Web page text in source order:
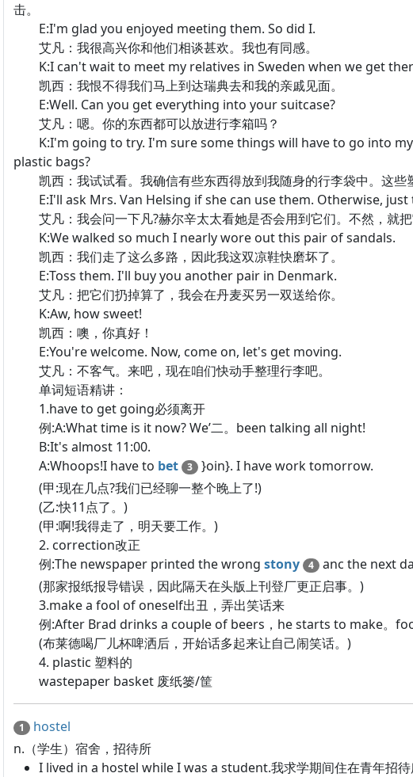
击。
E:I'm glad you enjoyed meeting them. So did I.
艾凡：我很高兴你和他们相谈甚欢。我也有同感。
K:I can't wait to meet my relatives in Sweden when we get
凯西：我恨不得我们马上到达瑞典去和我的亲戚见面。
E:Well. Can you get everything into your suitcase?
艾凡：嗯。你的东西都可以放进行李箱吗？
K:I'm going to try. I'm sure some things will have to go into
plastic bags?
凯西：我试试看。我确信有些东西得放到我随身的行李袋中。这些
E:I'll ask Mrs. Van Helsing if she can use them. Otherwise,
艾凡：我会问一下凡?赫尔辛太太看她是否会用到它们。不然，就把
K:We walked so much I nearly wore out this pair of sandals.
凯西：我们走了这么多路，因此我这双凉鞋快磨坏了。
E:Toss them. I'll buy you another pair in Denmark.
艾凡：把它们扔掉算了，我会在丹麦买另一双送给你。
K:Aw, how sweet!
凯西：噢，你真好！
E:You're welcome. Now, come on, let's get moving.
艾凡：不客气。来吧，现在咱们快动手整理行李吧。
单词短语精讲：
1.have to get going必须离开
例:A:What time is it now? We’二。been talking all night!
B:It's almost 11:00.
A:Whoops!I have to bet 3
}oin}. I have work tomorrow.
(甲:现在几点?我们已经聊一整个晚上了!)
(乙:快11点了。)
(甲:啊!我得走了，明天要工作。)
2. correction改正
例:The newspaper printed the wrong stony 4
anc the next
(那家报纸报导错误，因此隔天在头版上刊登厂更正启事。)
3.make a fool of oneself出丑，弄出笑话来
例:After Brad drinks a couple of beers，he starts to make。
(布莱德喝厂儿杯啤洒后，开始话多起来让自己闹笑话。)
4. plastic 塑料的
wastepaper basket 废纸篓/筐
1
hostel
n.（学生）宿舍，招待所
I lived in a hostel while I was a student.我求学期间住在青年招待